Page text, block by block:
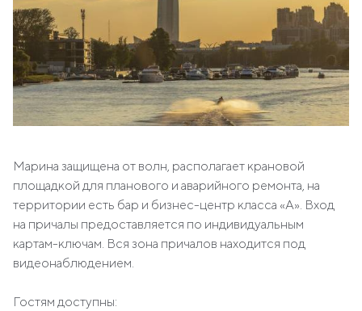
Марина защищена от волн, располагает крановой
площадкой для планового и аварийного ремонта, на
территории есть бар и бизнес-центр класса «А». Вход
на причалы предоставляется по индивидуальным
картам-ключам. Вся зона причалов находится под
видеонаблюдением.
Гостям доступны: